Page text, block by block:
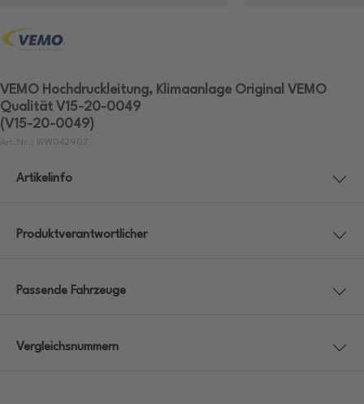
VEMO Hochdruckleitung, Klimaanlage Original VEMO
Qualität V15-20-0049
(V15-20-0049)
Art.Nr.: WW042907
Artikelinfo
Produktverantwortlicher
Passende Fahrzeuge
Vergleichsnummern